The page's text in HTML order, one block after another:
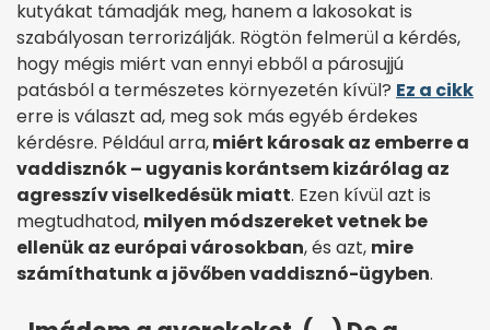
kutyákat támadják meg, hanem a lakosokat is
szabályosan terrorizálják. Rögtön felmerül a kérdés,
hogy mégis miért van ennyi ebből a párosujjú
patásból a természetes környezetén kívül? Ez a cikk
erre is választ ad, meg sok más egyéb érdekes
kérdésre. Például arra,miért károsak az emberre a
vaddisznók – ugyanis korántsem kizárólag az
agresszív viselkedésük miatt. Ezen kívül azt is
megtudhatod, milyen módszereket vetnek be
ellenük az európai városokban, és azt, mire
számíthatunk a jövőben vaddisznó-ügyben.